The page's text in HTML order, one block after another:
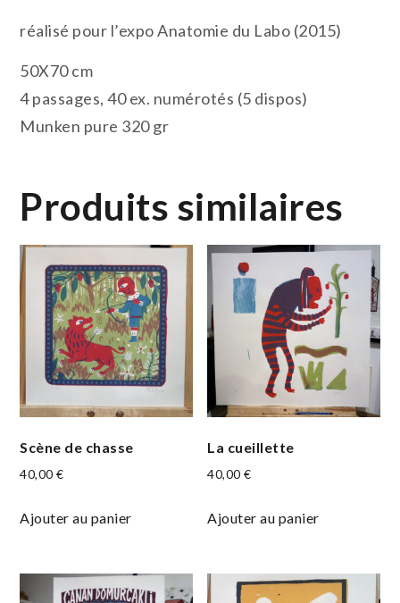
réalisé pour l’expo Anatomie du Labo (2015)
50X70 cm
4 passages, 40 ex. numérotés (5 dispos)
Munken pure 320 gr
Produits similaires
Scène de chasse
40,00€
Ajouter au panier
La cueillette
40,00€
Ajouter au panier